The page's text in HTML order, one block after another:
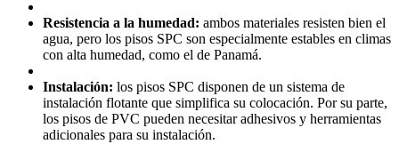
Resistencia a la humedad: ambos materiales resisten bien el
agua, pero los pisos SPC son especialmente estables en climas
con alta humedad, como el de Panamá.
Instalación: los pisos SPC disponen de un sistema de
instalación flotante que simplifica su colocación. Por su parte,
los pisos de PVC pueden necesitar adhesivos y herramientas
adicionales para su instalación.